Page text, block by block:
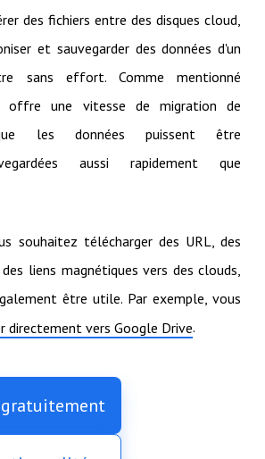
des fichiers entre des disques cloud,
et sauvegarder des données d'un
sans effort. Comme mentionné
offre une vitesse de migration de
les données puissent être
aussi rapidement que
souhaitez télécharger des URL, des
liens magnétiques vers des clouds,
être utile. Par exemple, vous
directement vers Google Drive.
gratuitement